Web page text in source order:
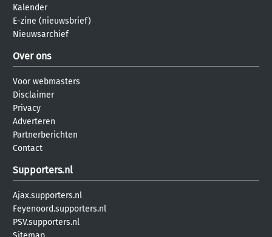
Kalender
E-zine (nieuwsbrief)
Nieuwsarchief
Over ons
Voor webmasters
Disclaimer
Privacy
Adverteren
Partnerberichten
Contact
Supporters.nl
Ajax.supporters.nl
Feyenoord.supporters.nl
PSV.supporters.nl